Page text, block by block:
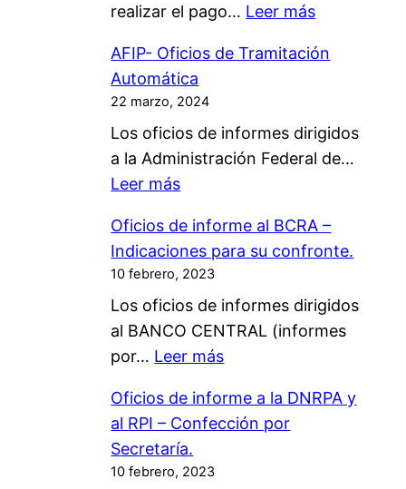
realizar el pago… Leer más:
a
d
i
c
t
d
e
a
AFIP- Oficios de Tramitación
Automática
22 marzo, 2024
Los oficios de informes dirigidos
a la Administración Federal de…
Leer más:
F
I
P
-
O
f
c
i
o
Oficios de informe al BCRA –
Indicaciones para su confronte.
10 febrero, 2023
Los oficios de informes dirigidos
al BANCO CENTRAL (informes
por… Leer más:
f
i
Oficios de informe a la DNRPA y
al RPI – Confección por
Secretaría.
10 febrero, 2023